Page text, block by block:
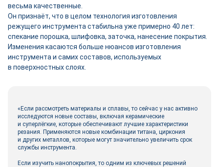
весьма качественные.
Он признаёт, что в целом технология изготовления
режущего инструмента стабильна уже примерно 40 лет:
спекание порошка, шлифовка, заточка, нанесение покрытия.
Изменения касаются больше нюансов изготовления
инструмента и самих составов, используемых
в поверхностных слоях.
«Если рассмотреть материалы и сплавы, то сейчас у нас активно
исследуются новые составы, включая керамические
и суперлёгкие, которые обеспечивают лучшие характеристики
резания. Применяются новые комбинации титана, циркония
и других металлов, которые могут значительно увеличить срок
службы инструмента.
Если изучить нанопокрытия, то одним из ключевых решений